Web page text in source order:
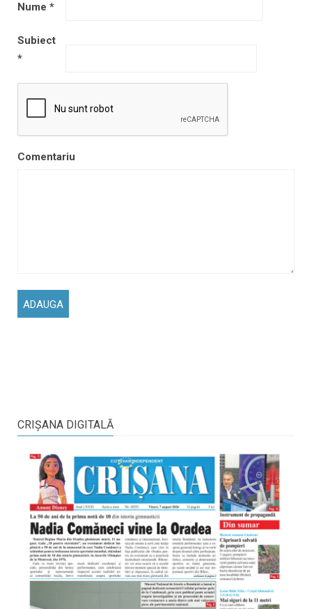
Nume *
Subiect
*
Comentariu
CRIŞANA DIGITALĂ